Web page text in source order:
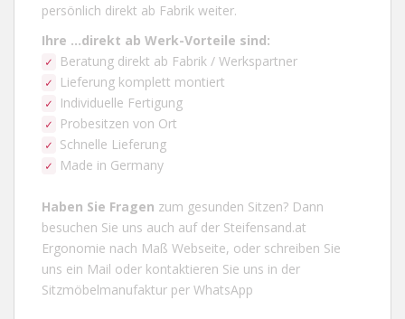
persönlich direkt ab Fabrik weiter.
Ihre ...direkt ab Werk-Vorteile sind:
✓ Beratung direkt ab Fabrik / Werkspartner
✓ Lieferung komplett montiert
✓ Individuelle Fertigung
✓ Probesitzen von Ort
✓ Schnelle Lieferung
✓ Made in Germany
Haben Sie Fragen zum gesunden Sitzen? Dann
besuchen Sie uns auch auf der Steifensand.at
Ergonomie nach Maß Webseite, oder schreiben Sie
uns ein Mail oder kontaktieren Sie uns in der
Sitzmöbelmanufaktur per WhatsApp